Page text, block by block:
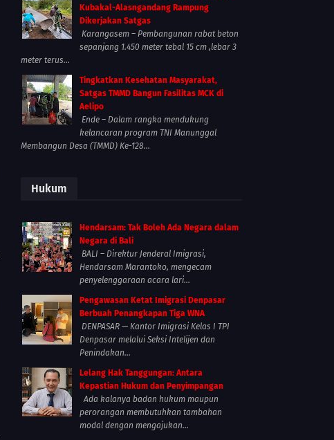
Kubakal-Alasngandang Rampung
Dikerjakan Satgas
Karangasem – Pembangunan rabat beton
sepanjang 1.450 meter tebal 15 cm ,lebar 3
meter terus...
Tingkatkan Kesehatan Masyarakat,
Satgas TMMD Bangun Fasilitas MCK di
Aelipo
Ende – Dalam rangka mendukung
kelancaran program TNI Manunggal
Membangun Desa (TMMD) Ke-128...
Hukum
Hendarsam: Tak Boleh Ada Negara dalam
Negara di Bali
BALI – Direktur Jenderal Imigrasi,
Hendarsam Marantoko, mengecam
penyelenggaraan acara lari...
Pengawasan Ketat Imigrasi Denpasar
Berbuah Penangkapan Tiga WNA
DENPASAR — Kantor Imigrasi Kelas I TPI
Denpasar melalui Seksi Intelijen dan
Penindakan...
Lelang Hak Tanggungan: Antara
Kepastian Hukum dan Penyimpangan
Ada kalanya badan hukum maupun
perorangan membutuhkan tambahan
modal dengan mengajukan...